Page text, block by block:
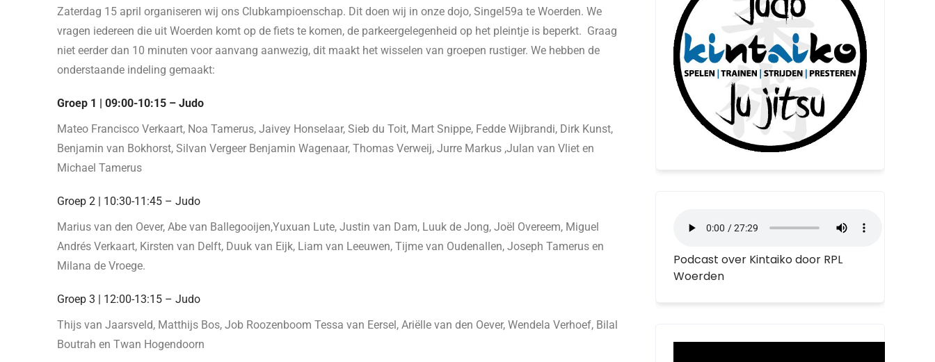
Zaterdag 15 april organiseren wij ons Clubkampioenschap. Dit doen wij in onze dojo, Singel59a te Woerden. We
vragen iedereen die uit Woerden komt op de fiets te komen, de parkeergelegenheid op het pleintje is beperkt. Graag
niet eerder dan 10 minuten voor aanvang aanwezig, dit maakt het wisselen van groepen rustiger. We hebben de
onderstaande indeling gemaakt:
Groep 1 | 09:00-10:15 – Judo
Mateo Francisco Verkaart, Noa Tamerus, Jaivey Honselaar, Sieb du Toit, Mart Snippe, Fedde Wijbrandi, Dirk Kunst,
Benjamin van Bokhorst, Silvan Vergeer Benjamin Wagenaar, Thomas Verweij, Jurre Markus ,Julan van Vliet en
Michael Tamerus
Groep 2 | 10:30-11:45 – Judo
Marius van den Oever, Abe van Ballegooijen,Yuxuan Lute, Justin van Dam, Luuk de Jong, Joël Overeem, Miguel
Andrés Verkaart, Kirsten van Delft, Duuk van Eijk, Liam van Leeuwen, Tijme van Oudenallen, Joseph Tamerus en
Milana de Vroege.
Groep 3 | 12:00-13:15 – Judo
Thijs van Jaarsveld, Matthijs Bos, Job Roozenboom Tessa van Eersel, Ariëlle van den Oever, Wendela Verhoef, Bilal
Boutrah en Twan Hogendoorn
Podcast over Kintaiko door RPL
Woerden